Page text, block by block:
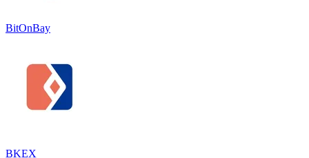
BitOnBay
BKEX